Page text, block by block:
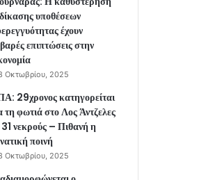
υποθέσεων
έχουν
επιπτώσεις στην
Οκτωβρίου, 2025
29χρονος κατηγορείται
τη φωτιά στο Λος Άντζελες
νεκρούς – Πιθανή η
ποινή
Οκτωβρίου, 2025